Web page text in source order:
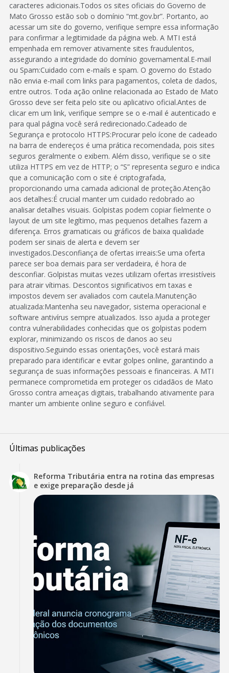
caracteres adicionais.Todos os sites oficiais do Governo de
Mato Grosso estão sob o domínio “mt.gov.br”. Portanto, ao
acessar um site do governo, verifique sempre essa informação
para confirmar a legitimidade da página web. A MTI está
empenhada em remover ativamente sites fraudulentos,
assegurando a integridade do domínio governamental.E-mail
ou Spam:Cuidado com e-mails e spam. O governo do Estado
não envia e-mail com links para pagamentos, coleta de dados,
entre outros. Toda ação online relacionada ao Estado de Mato
Grosso deve ser feita pelo site ou aplicativo oficial.Antes de
clicar em um link, verifique sempre se o e-mail é autenticado e
para qual página você será redirecionado.Cadeado de
Segurança e protocolo HTTPS:Procurar pelo ícone de cadeado
na barra de endereços é uma prática recomendada, pois sites
seguros geralmente o exibem. Além disso, verifique se o site
utiliza HTTPS em vez de HTTP; o “S” representa seguro e indica
que a comunicação com o site é criptografada,
proporcionando uma camada adicional de proteção.Atenção
aos detalhes:É crucial manter um cuidado redobrado ao
analisar detalhes visuais. Golpistas podem copiar fielmente o
layout de um site legítimo, mas pequenos detalhes fazem a
diferença. Erros gramaticais ou gráficos de baixa qualidade
podem ser sinais de alerta e devem ser
investigados.Desconfiança de ofertas irreais:Se uma oferta
parece ser boa demais para ser verdadeira, é hora de
desconfiar. Golpistas muitas vezes utilizam ofertas irresistíveis
para atrair vítimas. Descontos significativos em taxas e
impostos devem ser avaliados com cautela.Manutenção
atualizada:Mantenha seu navegador, sistema operacional e
software antivírus sempre atualizados. Isso ajuda a proteger
contra vulnerabilidades conhecidas que os golpistas podem
explorar, minimizando os riscos de danos ao seu
dispositivo.Seguindo essas orientações, você estará mais
preparado para identificar e evitar golpes online, garantindo a
segurança de suas informações pessoais e financeiras. A MTI
permanece comprometida em proteger os cidadãos de Mato
Grosso contra ameaças digitais, trabalhando ativamente para
manter um ambiente online seguro e confiável.
Últimas publicações
Reforma Tributária entra na rotina das empresas
e exige preparação desde já